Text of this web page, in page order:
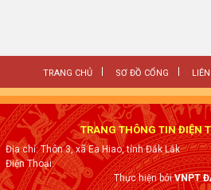
TRANG CHỦ SƠ ĐỒ CỔNG
TRANG THÔNG TIN ĐIỆN
Địa chỉ: Thôn 3, xã Ea Hiao, tỉnh Đắk Lắk
Điện Thoại:
Thực hiện bởiVNPT